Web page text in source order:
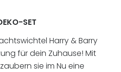
SET
Harry & Barry
für dein Zuhause! Mit
sie im Nu eine